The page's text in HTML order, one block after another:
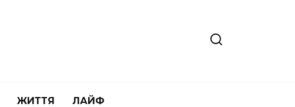
ЖИТТЯ ЛАЙФ